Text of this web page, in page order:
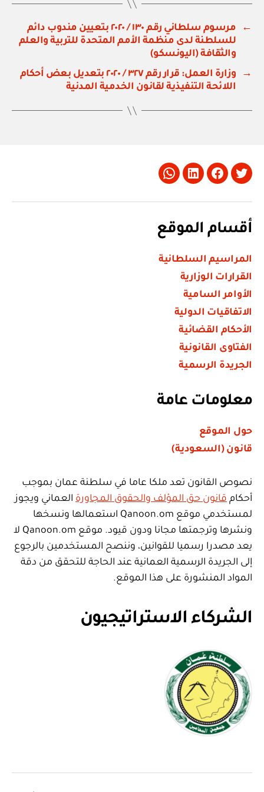
←
مرسوم سلطاني رقم ١٣٠ / ٢٠٢٠ بتعيين مندوب دائم
للسلطنة لدى منظمة الأمم المتحدة للتربية والعلم
والثقافة (اليونسكو)
→
وزارة العمل: قرار رقم ٣٢٧ / ٢٠٢٠ بتعديل بعض أحكام
اللائحة التنفيذية لقانون الخدمية المدنية
Twitter
Facebook
LinkedIn
Whatsapp
أقسام الموقع
المراسيم السلطانية
القرارات الوزارية
الأوامر السامية
الاتفاقيات الدولية
الأحكام القضائية
الفتاوى القانونية
الجريدة الرسمية
معلومات عامة
حول الموقع
قانون (السعودية)
نصوص القانون تعد ملكا عاما في سلطنة عمان بموجب
أحكام قانون حق المؤلف والحقوق المجاورة العماني ويجوز
لمستخدمي موقع Qanoon.om استعمالها ونسخها
ونشرها وترجمتها مجانا ودون قيود. موقع Qanoon.om لا
يعد مصدرا رسميا للقوانين، وننصح المستخدمين بالرجوع
إلى الجريدة الرسمية العمانية عند الحاجة للتحقق من دقة
المواد المنشورة على هذا الموقع.
الشركاء الاستراتيجيون